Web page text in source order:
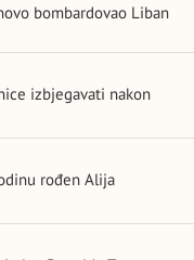
bombardovao Liban
izbjegavati nakon
rođen Alija